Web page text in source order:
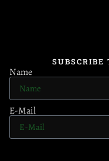
SUBSCRIBE
Name
E-Mail